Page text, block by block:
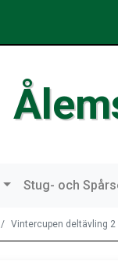
Stug- och
Vintercupen deltävling 2